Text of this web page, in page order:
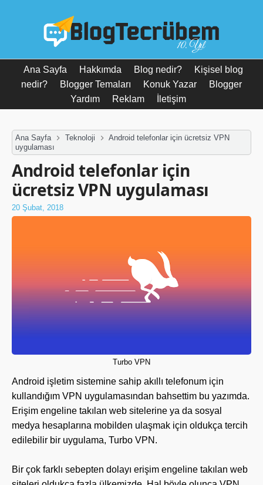
10. Yıl
Ana Sayfa Hakkımda Blog nedir?
Kişisel blog
nedir?
Blogger Temaları Konuk Yazar
Blogger
Yardım
Reklam İletişim
Ana Sayfa Teknoloji
Android telefonlar için ücretsiz VPN
uygulaması
Android telefonlar için
ücretsiz VPN uygulaması
20 Şubat, 2018
Turbo VPN
Android işletim sistemine sahip akıllı telefonum için
kullandığım VPN uygulamasından bahsettim bu yazımda.
Erişim engeline takılan web sitelerine ya da sosyal
medya hesaplarına mobilden ulaşmak için oldukça tercih
edilebilir bir uygulama, Turbo VPN.
Bir çok farklı sebepten dolayı erişim engeline takılan web